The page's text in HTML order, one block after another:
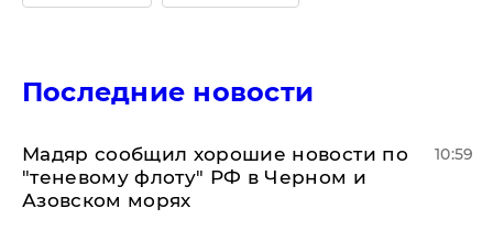
Последние новости
Мадяр сообщил хорошие новости по
"теневому флоту" РФ в Черном и
Азовском морях
10:59